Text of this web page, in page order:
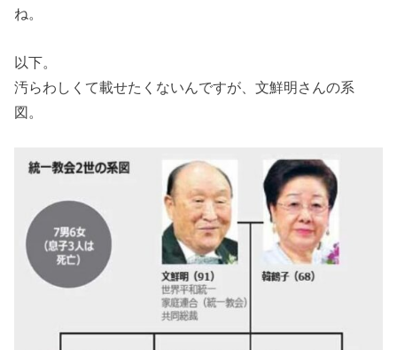
ね。
以下。
汚らわしくて載せたくないんですが、文鮮明さんの系
図。